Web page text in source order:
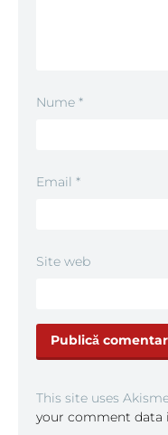
Nume *
Email *
Site web
This site uses
your comment data